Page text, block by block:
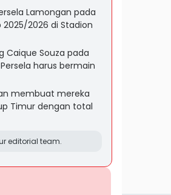
Lamongan pada
2026 di Stadion
Caique Souza pada
harus bermain
membuat mereka
Timur dengan total
editorial team.